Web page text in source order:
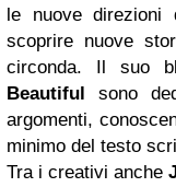
le nuove
scoprire nuove
circonda. Il suo
Beautiful sono
argomenti,
minimo del testo
Tra i creativi anche